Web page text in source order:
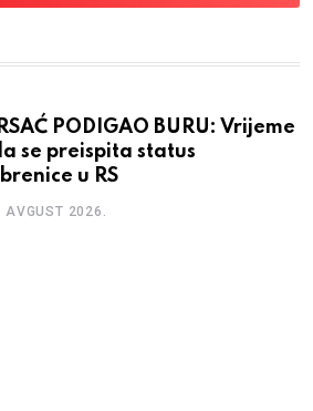
PODIGAO BURU: Vrijeme
se preispita status
u RS
AVGUST 2026.